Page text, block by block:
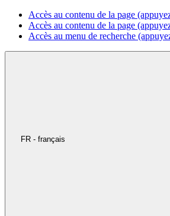
Accès au contenu de la page
Accès au contenu de la page
Accès au menu de recherche
FR - français